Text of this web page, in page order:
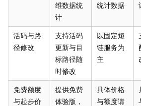
维数据统
计
统计数据
活码与路
径修改
支持活码
更新与目
标路径随
时修改
以固定短
链服务为
主
免费额度
与起步价
提供免费
体验版，
具体价格
与额度请